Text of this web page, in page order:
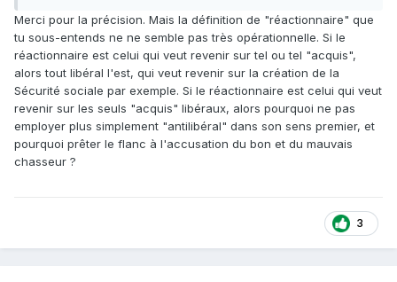
Merci pour la précision. Mais la définition de "réactionnaire" que
tu sous-entends ne ne semble pas très opérationnelle. Si le
réactionnaire est celui qui veut revenir sur tel ou tel "acquis",
alors tout libéral l'est, qui veut revenir sur la création de la
Sécurité sociale par exemple. Si le réactionnaire est celui qui veut
revenir sur les seuls "acquis" libéraux, alors pourquoi ne pas
employer plus simplement "antilibéral" dans son sens premier, et
pourquoi prêter le flanc à l'accusation du bon et du mauvais
chasseur ?
3